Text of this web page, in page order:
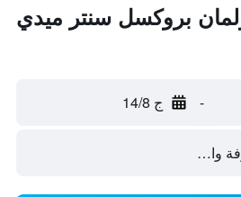
بروكسل سنتر ميدي
- ج 14/8